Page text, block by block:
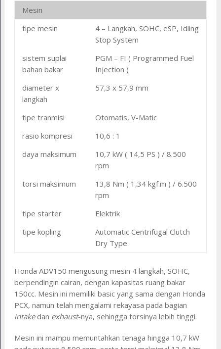
Mesin
tipe mesin
4 – Langkah, SOHC, eSP, Idling
Stop System
sistem suplai
bahan bakar
PGM – FI ( Programmed Fuel
Injection )
diameter x
langkah
57,3 x 57,9 mm
tipe tranmisi
Otomatis, V-Matic
rasio kompresi
10,6 : 1
daya maksimum
10,7 kW ( 14,5 PS ) / 8.500
rpm
torsi maksimum
13,8 Nm ( 1,34 kgf.m ) / 6.500
rpm
tipe starter
Elektrik
tipe kopling
Automatic Centrifugal Clutch
Dry Type
Honda ADV150 mengusung mesin 4 langkah, SOHC,
berpendingin cairan, dengan kapasitas ruang bakar
150cc. Mesin ini memiliki basic yang sama dengan Honda
PCX, namun telah mengalami rekayasa pada bagian
intakedan exhaust-nya, sehingga torsinya lebih tinggi.
Mesin ini mampu memuntahkan tenaga hingga 10,7 kW